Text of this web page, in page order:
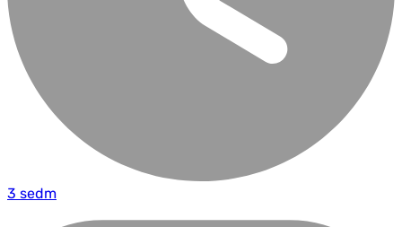
3 sedm